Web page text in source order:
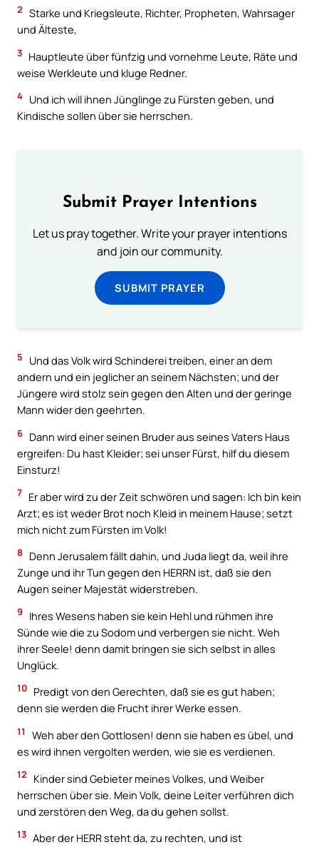
2 Starke und Kriegsleute, Richter, Propheten, Wahrsager
und Älteste,
3 Hauptleute über fünfzig und vornehme Leute, Räte und
weise Werkleute und kluge Redner.
4 Und ich will ihnen Jünglinge zu Fürsten geben, und
Kindische sollen über sie herrschen.
Submit Prayer Intentions
Let us pray together. Write your prayer intentions
and join our community.
SUBMIT PRAYER
5
Und das Volk wird Schinderei treiben, einer an dem
andern und ein jeglicher an seinem Nächsten; und der
Jüngere wird stolz sein gegen den Alten und der geringe
Mann wider den geehrten.
6 Dann wird einer seinen Bruder aus seines Vaters Haus
ergreifen: Du hast Kleider; sei unser Fürst, hilf du diesem
Einsturz!
7 Er aber wird zu der Zeit schwören und sagen: Ich bin kein
Arzt; es ist weder Brot noch Kleid in meinem Hause; setzt
mich nicht zum Fürsten im Volk!
8
Denn Jerusalem fällt dahin, und Juda liegt da, weil ihre
Zunge und ihr Tun gegen den HERRN ist, daß sie den
Augen seiner Majestät widerstreben.
9
Ihres Wesens haben sie kein Hehl und rühmen ihre
Sünde wie die zu Sodom und verbergen sie nicht. Weh
ihrer Seele! denn damit bringen sie sich selbst in alles
Unglück.
10 Predigt von den Gerechten, daß sie es gut haben;
denn sie werden die Frucht ihrer Werke essen.
11
Weh aber den Gottlosen! denn sie haben es übel, und
es wird ihnen vergolten werden, wie sie es verdienen.
12
Kinder sind Gebieter meines Volkes, und Weiber
herrschen über sie. Mein Volk, deine Leiter verführen dich
und zerstören den Weg, da du gehen sollst.
13 Aber der HERR steht da, zu rechten, und ist